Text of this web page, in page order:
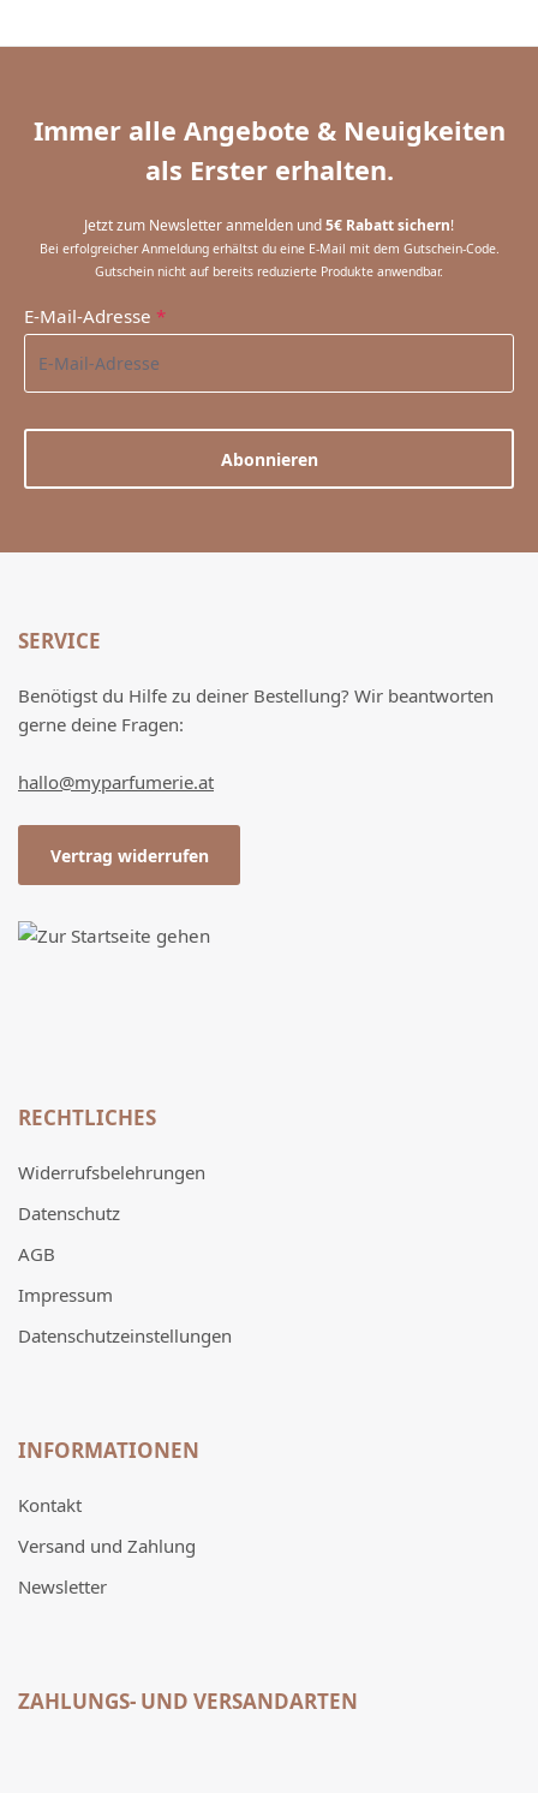
Immer alle Angebote & Neuigkeiten
als Erster erhalten.
Jetzt zum Newsletter anmelden und5€ Rabatt sichern!
Bei erfolgreicher Anmeldung erhältst du eine E-Mail mit dem Gutschein-Code.
Gutschein nicht auf bereits reduzierte Produkte anwendbar.
E-Mail-Adresse *
Abonnieren
SERVICE
Benötigst du Hilfe zu deiner Bestellung? Wir beantworten
gerne deine Fragen:
hallo@myparfumerie.at
Vertrag widerrufen
RECHTLICHES
Widerrufsbelehrungen
Datenschutz
AGB
Impressum
Datenschutzeinstellungen
INFORMATIONEN
Kontakt
Versand und Zahlung
Newsletter
ZAHLUNGS- UND VERSANDARTEN